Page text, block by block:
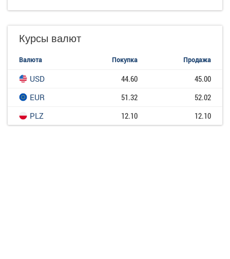
Курсы валют
Валюта Покупка Продажа
USD 44.60
45.00
EUR
51.32
52.02
PLZ
12.10 12.10